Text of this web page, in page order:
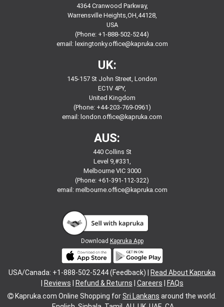
4364 Cranwood Parkway,
Warrensville Heights,OH,44128,
USA
(Phone: +1-888-502-5244)
email: lexingtonky.office@kapruka.com
UK:
145-157 St John Street, London
EC1V 4PY,
United Kingdom
(Phone: +44-203-769-0961)
email: london.office@kapruka.com
AUS:
440 Collins St
Level 9,#331,
Melbourne VIC 3000
(Phone: +61-391-112-322)
email: melbourne.office@kapruka.com
Download Kapruka App
USA/Canada: +1-888-502-5244 (Feedback) |
Read About Kapruka
Reviews Refund & Returns Careers
FAQs
Kapruka.com Online Shopping forSri Lankans around the world.